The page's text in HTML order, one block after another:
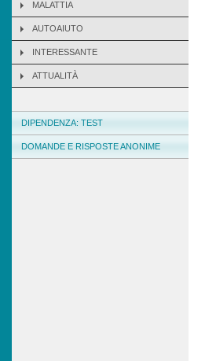
MALATTIA
AUTOAIUTO
INTERESSANTE
ATTUALITÀ
DIPENDENZA: TEST
DOMANDE E RISPOSTE ANONIME